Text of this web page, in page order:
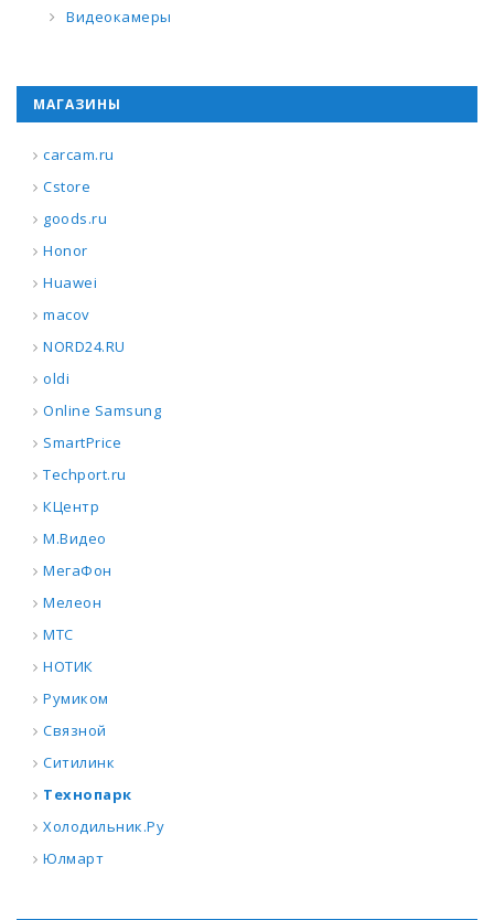
Видеокамеры
МАГАЗИНЫ
carcam.ru
Cstore
goods.ru
Honor
Huawei
macov
NORD24.RU
oldi
Online Samsung
SmartPrice
Techport.ru
КЦентр
М.Видео
МегаФон
Мелеон
МТС
НОТИК
Румиком
Связной
Ситилинк
Технопарк
Холодильник.Ру
Юлмарт